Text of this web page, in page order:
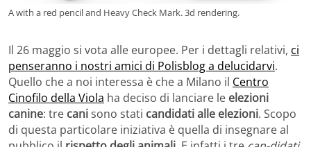
A with a red pencil and Heavy Check Mark. 3d rendering.
Il 26 maggio si vota alle europee. Per i dettagli relativi, ci
penseranno i nostri amici di Polisblog a delucidarvi.
Quello che a noi interessa è che a Milano il Centro
Cinofilo della Viola ha deciso di lanciare le elezioni
canine: tre canisono stati candidati alle elezioni. Scopo
di questa particolare iniziativa è quella di insegnare al